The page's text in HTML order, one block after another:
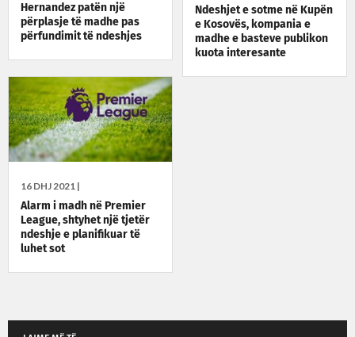
Hernandez patën një
përplasje të madhe pas
përfundimit të ndeshjes
Ndeshjet e sotme në Kupën
e Kosovës, kompania e
madhe e basteve publikon
kuota interesante
16 DHJ 2021 |
Alarm i madh në Premier
League, shtyhet një tjetër
ndeshje e planifikuar të
luhet sot